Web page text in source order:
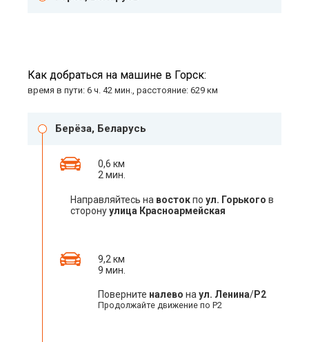
Как добраться на машине в Горск:
время в пути: 6 ч. 42 мин., расстояние: 629 км
Берёза, Беларусь
0,6 км
2 мин.
Направляйтесь на востокпо ул. Горького в
сторонуулица Красноармейская
9,2 км
9 мин.
Поверните налево на ул. Ленина/Р2
Продолжайте движение по Р2